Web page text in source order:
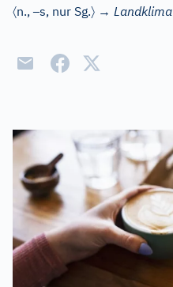
〈n.,–s, nur Sg.〉 → Landklima